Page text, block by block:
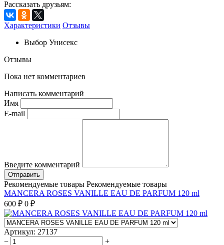
Рассказать друзьям:
Характеристики Отзывы
Выбор Унисекс
Отзывы
Пока нет комментариев
Написать комментарий
Имя
E-mail
Введите комментарий
Рекомендуемые товары Рекомендуемые товары
MANCERA ROSES VANILLE EAU DE PARFUM 120 ml
600 ₽ 0 ₽
Артикул: 27137
−
+